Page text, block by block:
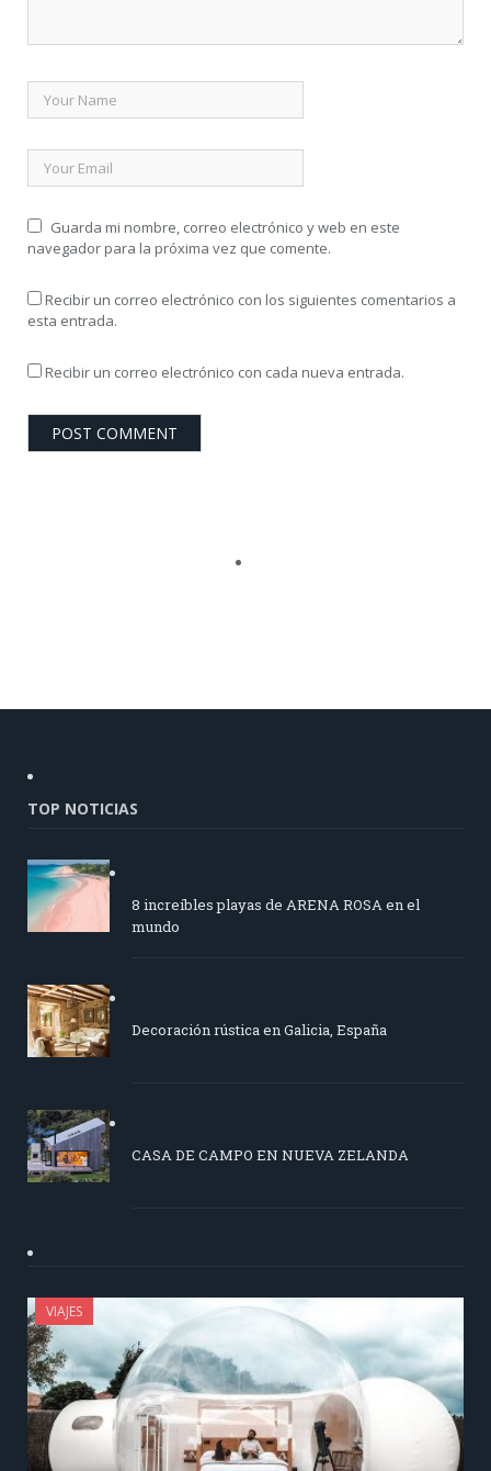
Guarda mi nombre, correo electrónico y web en este
navegador para la próxima vez que comente.
Recibir un correo electrónico con los siguientes comentarios a
esta entrada.
Recibir un correo electrónico con cada nueva entrada.
TOP NOTICIAS
8 increíbles playas de ARENA ROSA en el
mundo
Decoración rústica en Galicia, España
CASA DE CAMPO EN NUEVA ZELANDA
VIAJES